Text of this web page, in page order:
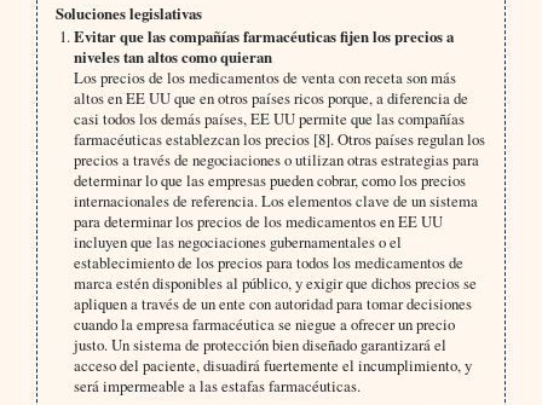
Soluciones legislativas
Evitar que las compañías farmacéuticas fijen los precios a
niveles tan altos como quieran
Los precios de los medicamentos de venta con receta son más
altos en EE UU que en otros países ricos porque, a diferencia de
casi todos los demás países, EE UU permite que las compañías
farmacéuticas establezcan los precios [8]. Otros países regulan los
precios a través de negociaciones o utilizan otras estrategias para
determinar lo que las empresas pueden cobrar, como los precios
internacionales de referencia. Los elementos clave de un sistema
para determinar los precios de los medicamentos en EE UU
incluyen que las negociaciones gubernamentales o el
establecimiento de los precios para todos los medicamentos de
marca estén disponibles al público, y exigir que dichos precios se
apliquen a través de un ente con autoridad para tomar decisiones
cuando la empresa farmacéutica se niegue a ofrecer un precio
justo. Un sistema de protección bien diseñado garantizará el
acceso del paciente, disuadirá fuertemente el incumplimiento, y
será impermeable a las estafas farmacéuticas.